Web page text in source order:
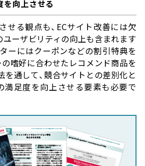
を向上させる
せる観点も、ECサイト改善には欠
ユーザビリティの向上も含まれます
ターにはクーポンなどの割引特典を
の嗜好に合わせたレコメンド商品を
を通して、競合サイトとの差別化と
満足度を向上させる要素も必要で